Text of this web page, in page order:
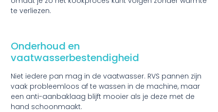
te verliezen.
Onderhoud en
vaatwasserbestendigheid
Niet iedere pan mag in de vaatwasser. RVS pannen zijn
vaak probleemloos af te wassen in de machine, maar
een anti-aanbaklaag blijft mooier als je deze met de
hand schoonmaakt.